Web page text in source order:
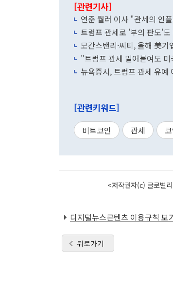
[관련기사]
연준 월러 이사 "관세의 인
트럼프 관세로 '부의 판도'
모간스탠리·씨티, 올해 美
"트럼프 관세 밀어붙여도
뉴욕증시, 트럼프 관세 유
[관련키워드]
비트코인 관세
<저작권자(c) 글로벌
디지털뉴스콘텐츠 이용규칙 보
뒤로가기